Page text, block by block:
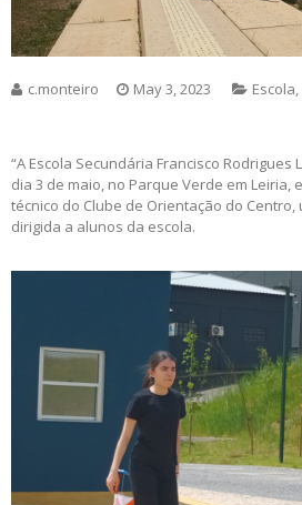
c.monteiro May 3, 2023 Escola,
“A Escola Secundária Francisco Rodrigues
dia 3 de maio, no Parque Verde em Leiria,
técnico do Clube de Orientação do
dirigida a alunos da escola.